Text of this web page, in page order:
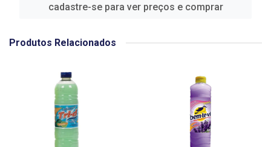
cadastre-se para ver preços e comprar
Produtos Relacionados